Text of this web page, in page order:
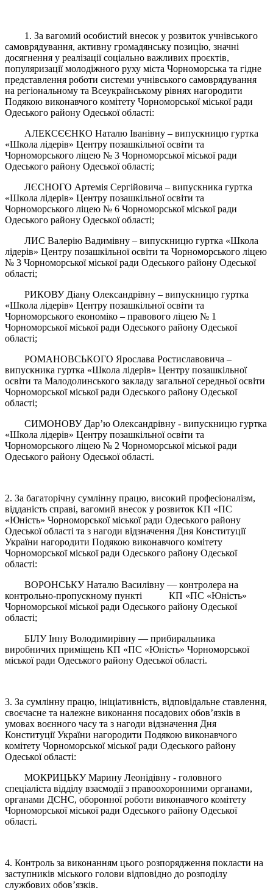
1. За вагомий особистий внесок у розвиток учнівського
самоврядування, активну громадянську позицію, значні
досягнення у реалізації соціально важливих проєктів,
популяризації молодіжного руху міста Чорноморська та гідне
представлення роботи системи учнівського самоврядування
на регіональному та Всеукраїнському рівнях нагородити
Подякою виконавчого комітету Чорноморської міської ради
Одеського району Одеської області:
АЛЕКСЄЄНКО Наталю Іванівну – випускницю гуртка
«Школа лідерів» Центру позашкільної освіти та
Чорноморського ліцею № 3 Чорноморської міської ради
Одеського району Одеської області;
ЛЄСНОГО Артемія Сергійовича – випускника гуртка
«Школа лідерів» Центру позашкільної освіти та
Чорноморського ліцею № 6 Чорноморської міської ради
Одеського району Одеської області;
ЛИС Валерію Вадимівну – випускницю гуртка «Школа
лідерів» Центру позашкільної освіти та Чорноморського ліцею
№ 3 Чорноморської міської ради Одеського району Одеської
області;
РИКОВУ Діану Олександрівну – випускницю гуртка
«Школа лідерів» Центру позашкільної освіти та
Чорноморського економіко – правового ліцею № 1
Чорноморської міської ради Одеського району Одеської
області;
РОМАНОВСЬКОГО Ярослава Ростиславовича –
випускника гуртка «Школа лідерів» Центру позашкільної
освіти та Малодолинського закладу загальної середньої освіти
Чорноморської міської ради Одеського району Одеської
області;
СИМОНОВУ Дар’ю Олександрівну - випускницю гуртка
«Школа лідерів» Центру позашкільної освіти та
Чорноморського ліцею № 2 Чорноморської міської ради
Одеського району Одеської області.
2. За багаторічну сумлінну працю, високий професіоналізм,
відданість справі, вагомий внесок у розвиток КП «ПС
«Юність» Чорноморської міської ради Одеського району
Одеської області та з нагоди відзначення Дня Конституції
України нагородити Подякою виконавчого комітету
Чорноморської міської ради Одеського району Одеської
області:
ВОРОНСЬКУ Наталю Василівну — контролера на
контрольно-пропускному пункті КП «ПС «Юність»
Чорноморської міської ради Одеського району Одеської
області;
БІЛУ Інну Володимирівну — прибиральника
виробничих приміщень КП «ПС «Юність» Чорноморської
міської ради Одеського району Одеської області.
3. За сумлінну працю, ініціативність, відповідальне ставлення,
своєчасне та належне виконання посадових обов’язків в
умовах воєнного часу та з нагоди відзначення Дня
Конституції України нагородити Подякою виконавчого
комітету Чорноморської міської ради Одеського району
Одеської області:
МОКРИЦЬКУ Марину Леонідівну - головного
спеціаліста відділу взаємодії з правоохоронними органами,
органами ДСНС, оборонної роботи виконавчого комітету
Чорноморської міської ради Одеського району Одеської
області.
4. Контроль за виконанням цього розпорядження покласти на
заступників міського голови відповідно до розподілу
службових обов’язків.